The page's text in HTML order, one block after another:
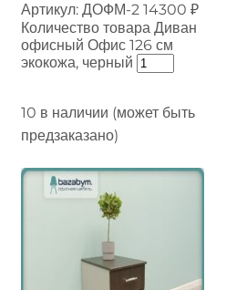
Артикул: ДОФМ-2 14300 ₽
Количество товара Диван
офисный Офис 126 см
экокожа, черный
10 в наличии (может быть
предзаказано)